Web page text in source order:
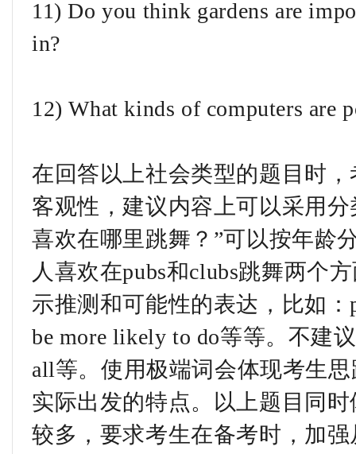
11) Do you think gardens are
in?
12) What kinds of computers are
在回答以上社会类型的题目时
客观性，建议内容上可以采用
喜欢在哪里跳舞？”可以按年龄
人喜欢在pubs和clubs跳舞两个
示推测和可能性的表达，比如：
be more likely to do等等。不建
all等。使用极端词会体现考生
实际出发的特点。以上题目同
较多，要求考生在备考时，加